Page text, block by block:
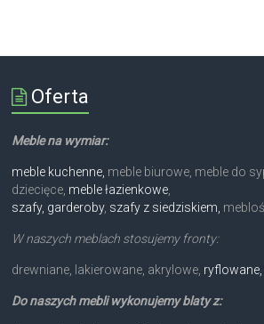
Oferta
Meble na wymiar:
meble kuchenne, meble biurowe, meble do
dziecięce, meble łazienkowe,
szafy, garderoby, szafy z siedziskiem,
W naszych meblach stosujemy fronty:
drewniane, lakierowane, akrylowe, ryflowane,
Do naszych mebli wykonujemy blaty z: